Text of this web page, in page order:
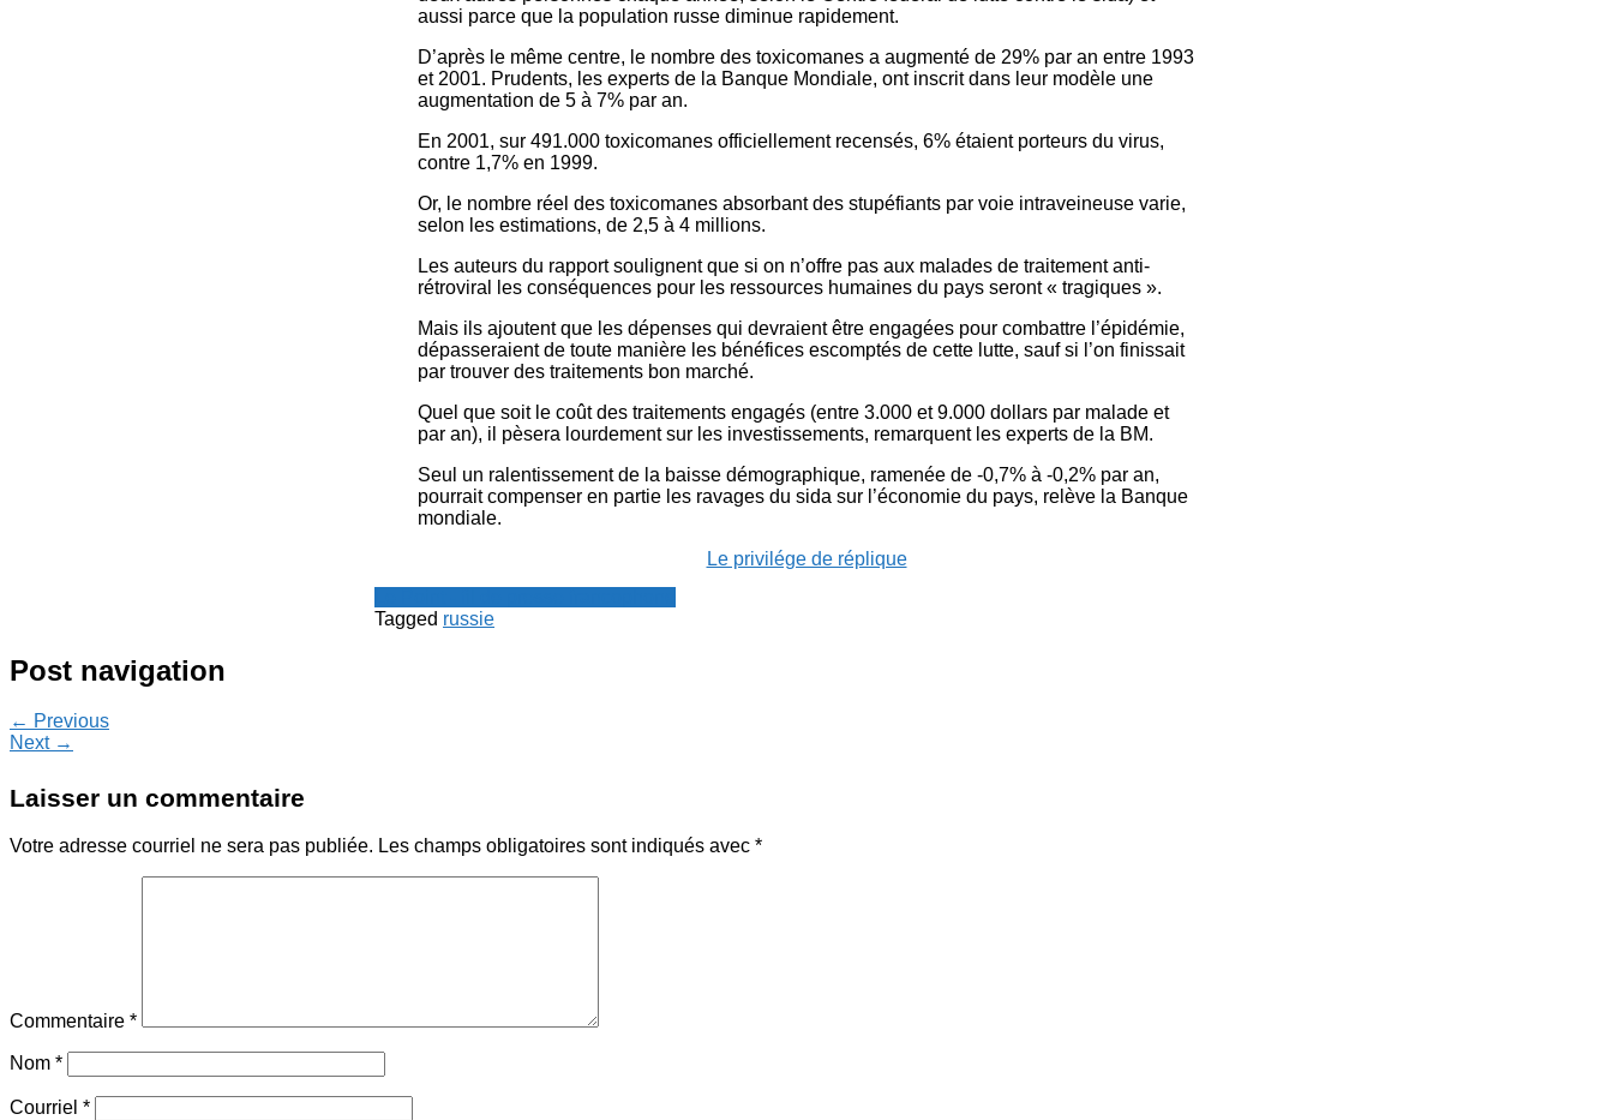
aussi parce que la population russe diminue rapidement.
D’après le même centre, le nombre des toxicomanes a augmenté de 29% par an entre 1993
et 2001. Prudents, les experts de la Banque Mondiale, ont inscrit dans leur modèle une
augmentation de 5 à 7% par an.
En 2001, sur 491.000 toxicomanes officiellement recensés, 6% étaient porteurs du virus,
contre 1,7% en 1999.
Or, le nombre réel des toxicomanes absorbant des stupéfiants par voie intraveineuse varie,
selon les estimations, de 2,5 à 4 millions.
Les auteurs du rapport soulignent que si on n’offre pas aux malades de traitement anti-
rétroviral les conséquences pour les ressources humaines du pays seront « tragiques ».
Mais ils ajoutent que les dépenses qui devraient être engagées pour combattre l’épidémie,
dépasseraient de toute manière les bénéfices escomptés de cette lutte, sauf si l’on finissait
par trouver des traitements bon marché.
Quel que soit le coût des traitements engagés (entre 3.000 et 9.000 dollars par malade et
par an), il pèsera lourdement sur les investissements, remarquent les experts de la BM.
Seul un ralentissement de la baisse démographique, ramenée de -0,7% à -0,2% par an,
pourrait compenser en partie les ravages du sida sur l’économie du pays, relève la Banque
mondiale.
Le privilége de réplique
Tagged russie
Post navigation
← Previous
Next →
Laisser un commentaire
Votre adresse courriel ne sera pas publiée. Les champs obligatoires sont indiqués avec *
Commentaire *
Nom *
Courriel *